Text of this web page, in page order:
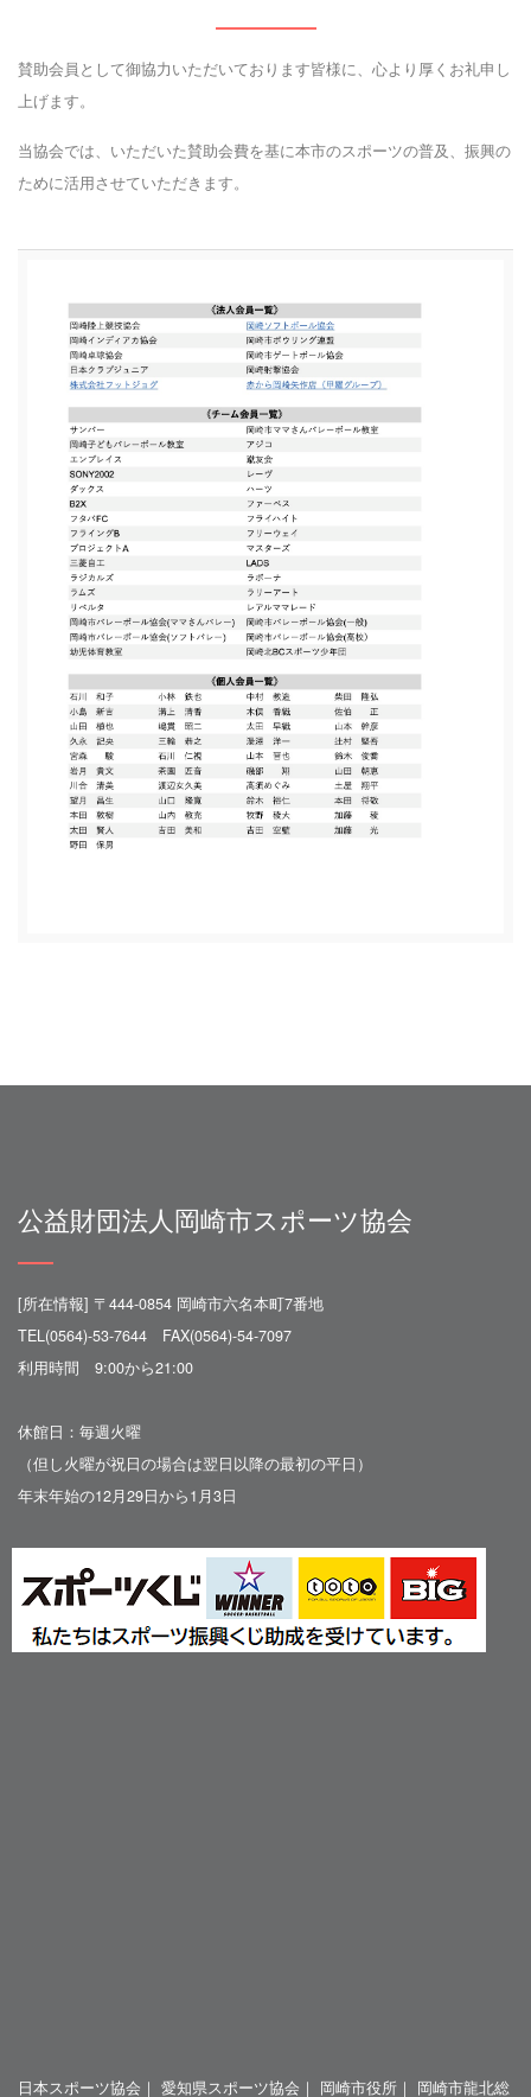
賛助会員として御協力いただいております皆様に、心より厚くお礼申し
上げます。
当協会では、いただいた賛助会費を基に本市のスポーツの普及、振興の
ために活用させていただきます。
公益財団法人岡崎市スポーツ協会
[所在情報] 〒444-0854 岡崎市六名本町7番地
TEL(0564)-53-7644 FAX(0564)-54-7097
利用時間 9:00から21:00
休館日：毎週火曜
（但し火曜が祝日の場合は翌日以降の最初の平日）
年末年始の12月29日から1月3日
日本スポーツ協会 ｜ 愛知県スポーツ協会 ｜ 岡崎市役所 ｜ 岡崎市龍北総